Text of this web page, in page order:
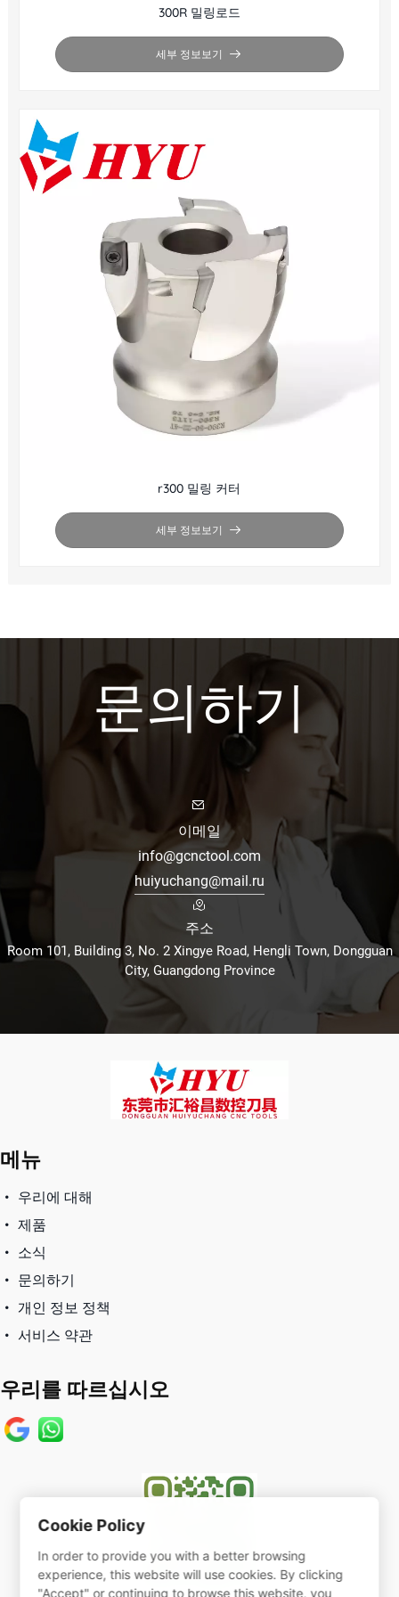
300R 밀링로드
세부 정보보기
r300 밀링 커터
세부 정보보기
문의하기
이메일
info@gcnctool.com
huiyuchang@mail.ru
주소
Room 101, Building 3, No. 2 Xingye Road, Hengli Town, Dongguan
City, Guangdong Province
메뉴
우리에 대해
제품
소식
문의하기
개인 정보 정책
서비스 약관
우리를 따르십시오
Cookie Policy
In order to provide you with a better browsing
experience, this website will use cookies. By clicking
"Accept" or continuing to browse this website, you